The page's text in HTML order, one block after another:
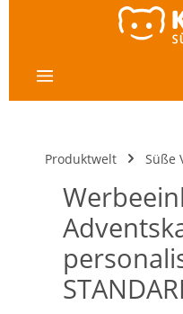
Produktwelt Süße